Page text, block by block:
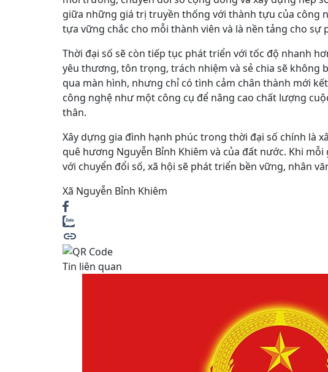
giữa những giá trị truyền thống với thành tựu của công
tựa vững chắc cho mỗi thành viên và là nền tảng cho
Thời đại số sẽ còn tiếp tục phát triển với tốc độ nhanh
yêu thương, tôn trọng, trách nhiệm và sẻ chia sẽ không
qua màn hình, nhưng chỉ có tình cảm chân thành mới
công nghệ như một công cụ để nâng cao chất lượng
thân.
Xây dựng gia đình hạnh phúc trong thời đại số chính là
quê hương Nguyễn Bỉnh Khiêm và của đất nước. Khi
với chuyển đổi số, xã hội sẽ phát triển bền vững, nhân
Xã Nguyễn Bỉnh Khiêm
Tin liên quan